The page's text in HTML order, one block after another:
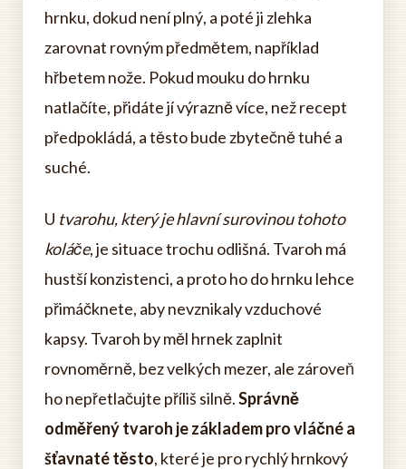
hrnku, dokud není plný, a poté ji zlehka
zarovnat rovným předmětem, například
hřbetem nože. Pokud mouku do hrnku
natlačíte, přidáte jí výrazně více, než recept
předpokládá, a těsto bude zbytečně tuhé a
suché.
U tvarohu, který je hlavní surovinou tohoto
koláče, je situace trochu odlišná. Tvaroh má
hustší konzistenci, a proto ho do hrnku lehce
přimáčknete, aby nevznikaly vzduchové
kapsy. Tvaroh by měl hrnek zaplnit
rovnoměrně, bez velkých mezer, ale zároveň
ho nepřetlačujte příliš silně.Správně
odměřený tvaroh je základem pro vláčné a
šťavnaté těsto, které je pro rychlý hrnkový